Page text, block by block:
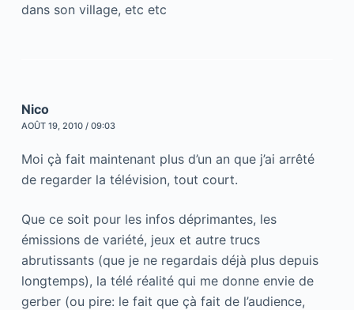
dans son village, etc etc
Nico
AOÛT 19, 2010 / 09:03
Moi çà fait maintenant plus d’un an que j’ai arrêté
de regarder la télévision, tout court.
Que ce soit pour les infos déprimantes, les
émissions de variété, jeux et autre trucs
abrutissants (que je ne regardais déjà plus depuis
longtemps), la télé réalité qui me donne envie de
gerber (ou pire: le fait que çà fait de l’audience,